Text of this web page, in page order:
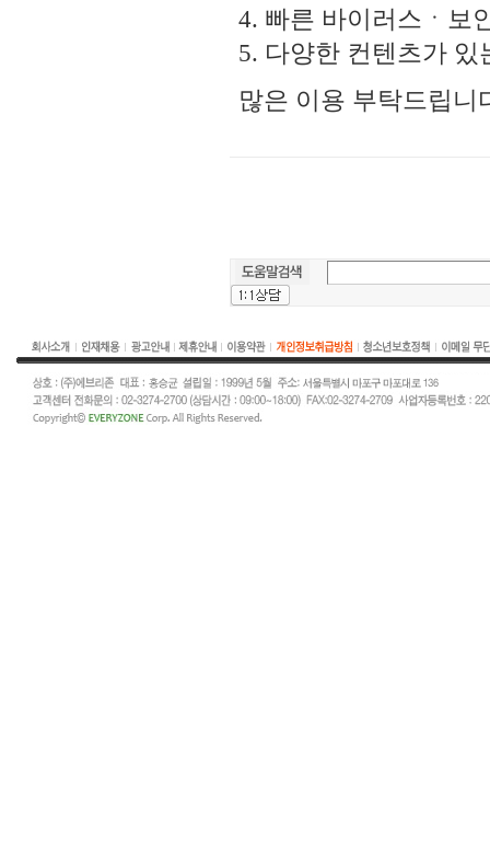
4. 빠른 바이러스ㆍ보
5. 다양한 컨텐츠가
많은 이용 부탁드립니